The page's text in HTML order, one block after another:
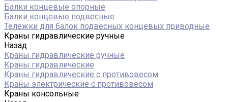
Балки концевые опорные
Балки концевые подвесные
Тележки для балок подвесных концевых приводные
Краны гидравлические ручные
Назад
Краны гидравлические ручные
Краны гидравлические
Краны гидравлические с противовесом
Краны электрические с противовесом
Краны консольные